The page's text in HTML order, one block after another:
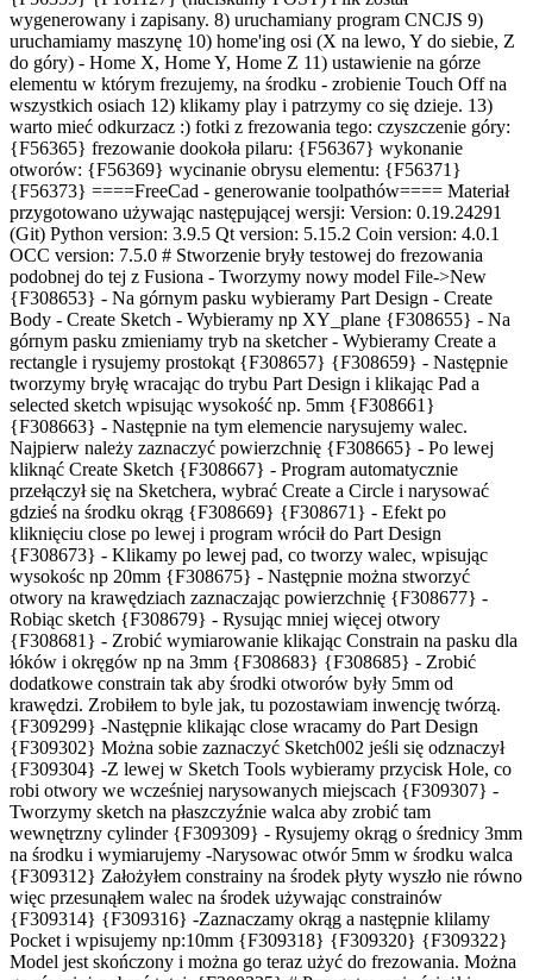
wygenerowany i zapisany. 8) uruchamiany program CNCJS 9)
uruchamiamy maszynę 10) home'ing osi (X na lewo, Y do siebie, Z
do góry) - Home X, Home Y, Home Z 11) ustawienie na górze
elementu w którym frezujemy, na środku - zrobienie Touch Off na
wszystkich osiach 12) klikamy play i patrzymy co się dzieje. 13)
warto mieć odkurzacz :) fotki z frezowania tego: czyszczenie góry:
{F56365} frezowanie dookoła pilaru: {F56367} wykonanie
otworów: {F56369} wycinanie obrysu elementu: {F56371}
{F56373} ====FreeCad - generowanie toolpathów==== Materiał
przygotowano używając następującej wersji: Version: 0.19.24291
(Git) Python version: 3.9.5 Qt version: 5.15.2 Coin version: 4.0.1
OCC version: 7.5.0 # Stworzenie bryły testowej do frezowania
podobnej do tej z Fusiona - Tworzymy nowy model File->New
{F308653} - Na górnym pasku wybieramy Part Design - Create
Body - Create Sketch - Wybieramy np XY_plane {F308655} - Na
górnym pasku zmieniamy tryb na sketcher - Wybieramy Create a
rectangle i rysujemy prostokąt {F308657} {F308659} - Następnie
tworzymy bryłę wracając do trybu Part Design i klikając Pad a
selected sketch wpisując wysokość np. 5mm {F308661}
{F308663} - Następnie na tym elemencie narysujemy walec.
Najpierw należy zaznaczyć powierzchnię {F308665} - Po lewej
kliknąć Create Sketch {F308667} - Program automatycznie
przełączył się na Sketchera, wybrać Create a Circle i narysować
gdzieś na środku okrąg {F308669} {F308671} - Efekt po
kliknięciu close po lewej i program wrócił do Part Design
{F308673} - Klikamy po lewej pad, co tworzy walec, wpisując
wysokośc np 20mm {F308675} - Następnie można stworzyć
otwory na krawędziach zaznaczając powierzchnię {F308677} -
Robiąc sketch {F308679} - Rysując mniej więcej otwory
{F308681} - Zrobić wymiarowanie klikając Constrain na pasku dla
łóków i okręgów np na 3mm {F308683} {F308685} - Zrobić
dodatkowe constrain tak aby środki otworów były 5mm od
krawędzi. Zrobiłem to byle jak, tu pozostawiam inwencję twórzą.
{F309299} -Następnie klikając close wracamy do Part Design
{F309302} Można sobie zaznaczyć Sketch002 jeśli się odznaczył
{F309304} -Z lewej w Sketch Tools wybieramy przycisk Hole, co
robi otwory we wcześniej narysowanych miejscach {F309307} -
Tworzymy sketch na płaszczyźnie walca aby zrobić tam
wewnętrzny cylinder {F309309} - Rysujemy okrąg o średnicy 3mm
na środku i wymiarujemy -Narysowac otwór 5mm w środku walca
{F309312} Założyłem constrainy na środek płyty wyszło nie równo
więc przesunąłem walec na środek używając constrainów
{F309314} {F309316} -Zaznaczamy okrąg a następnie klilamy
Pocket i wpisujemy np:10mm {F309318} {F309320} {F309322}
Model jest skończony i można go teraz użyć do frezowania. Można